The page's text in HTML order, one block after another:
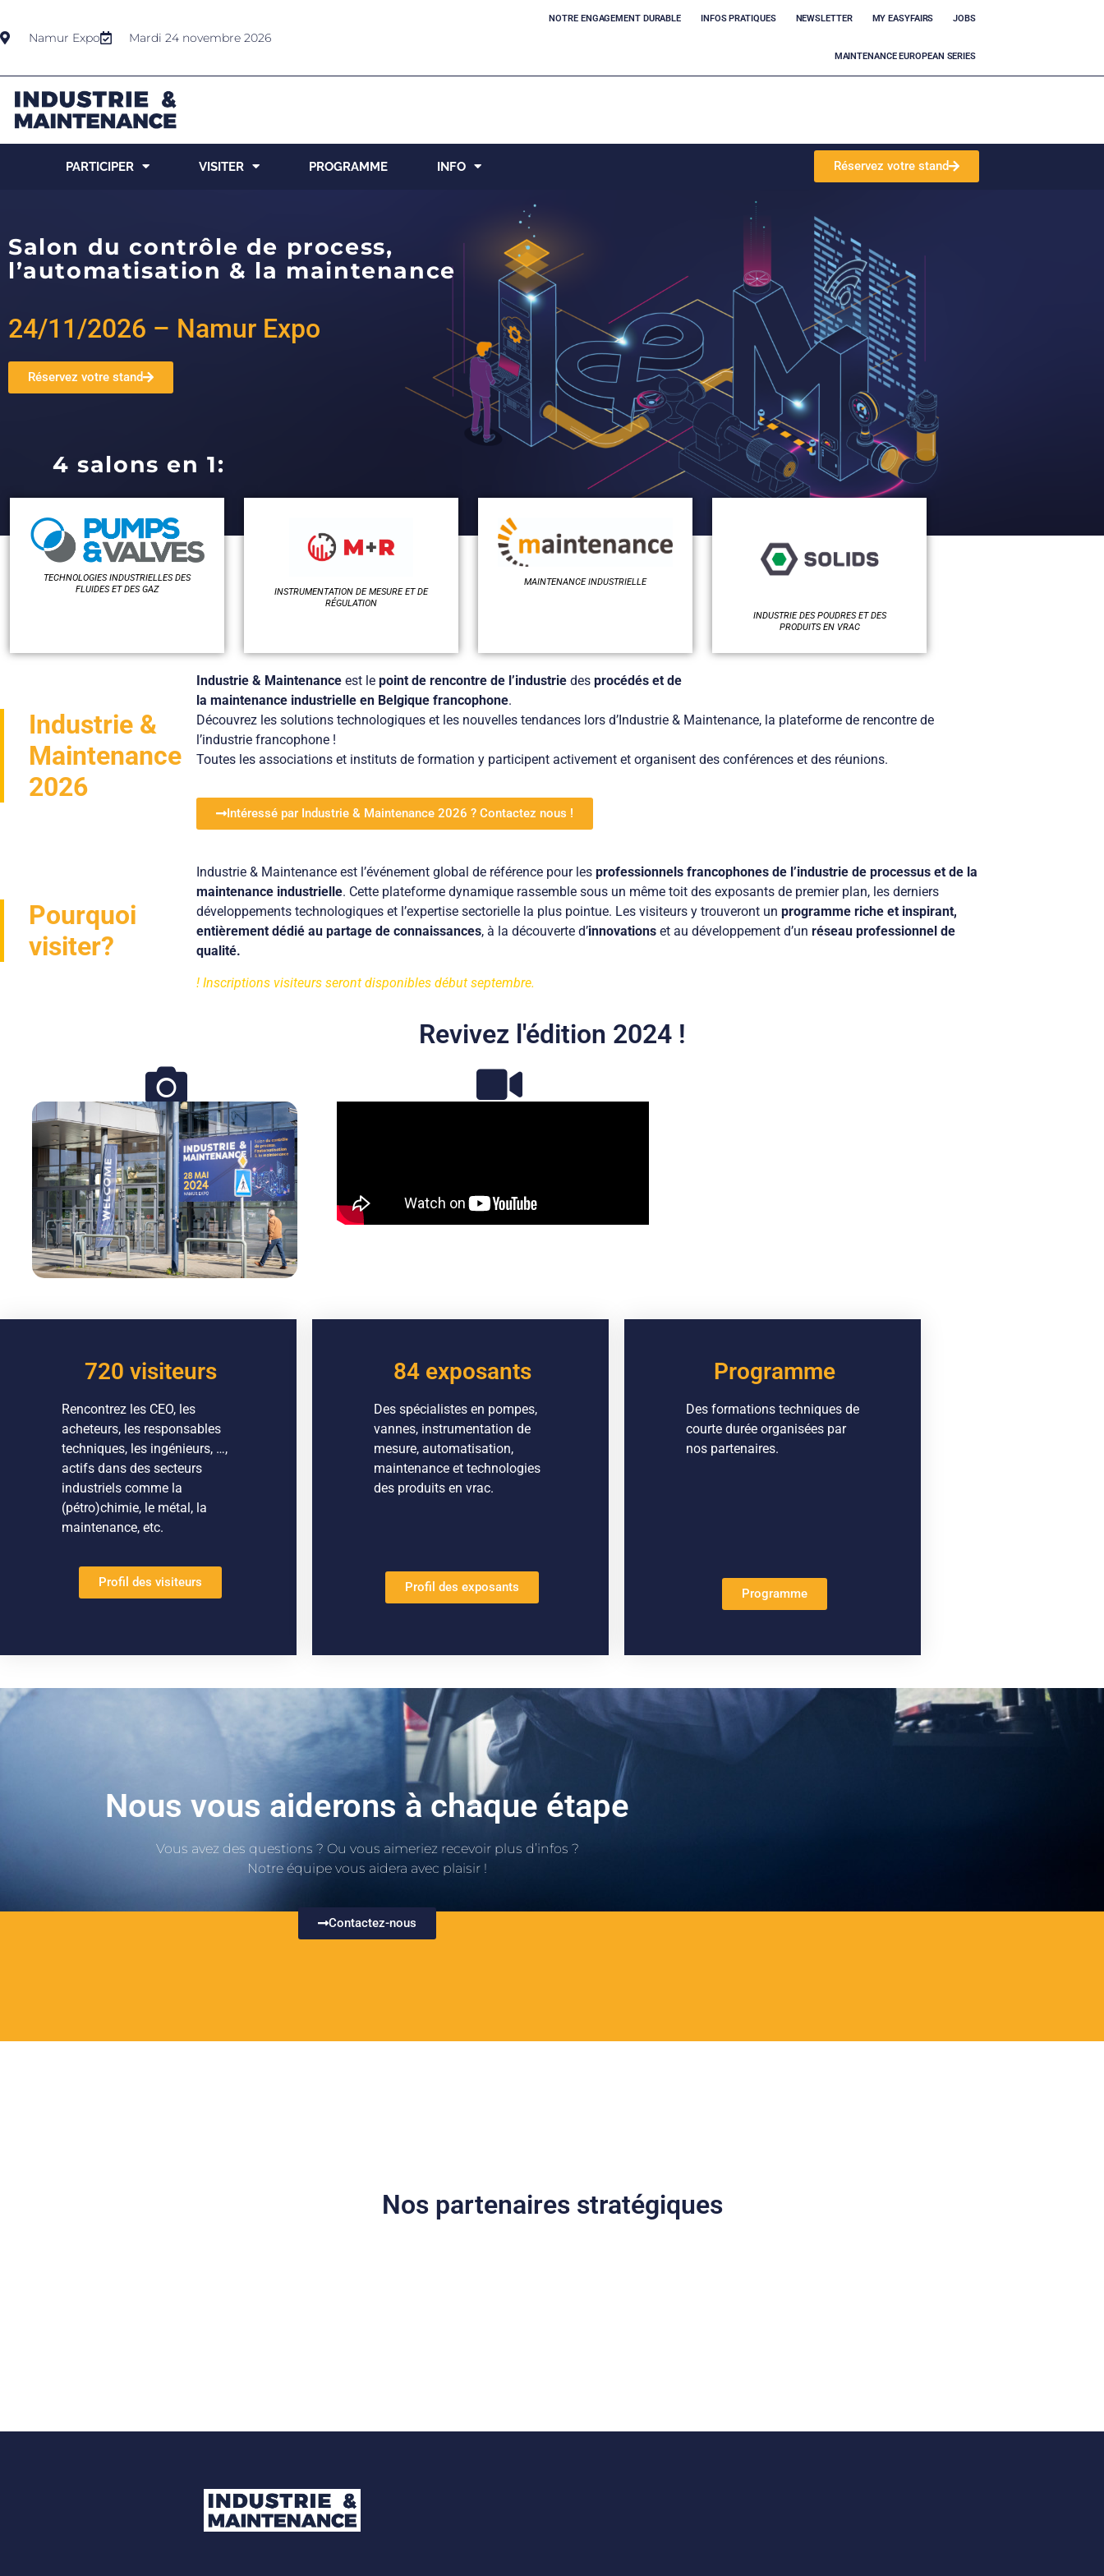
Namur Expo Mardi 24 novembre 2026
NOTRE ENGAGEMENT DURABLE INFOS PRATIQUES NEWSLETTER MY EASYFAIRS JOBS
MAINTENANCE EUROPEAN SERIES
PARTICIPER VISITER PROGRAMME INFO Réservez votre stand
Salon du contrôle de process,
l’automatisation & la maintenance
24/11/2026 – Namur Expo
Réservez votre stand
4 salons en 1:
TECHNOLOGIES INDUSTRIELLES DES
FLUIDES ET DES GAZ
INSTRUMENTATION DE MESURE ET DE
RÉGULATION
MAINTENANCE INDUSTRIELLE
INDUSTRIE DES POUDRES ET DES
PRODUITS EN VRAC
Industrie &
Maintenance
2026
Industrie & Maintenanceest le point de rencontre de l’industriedes procédés et de
la maintenance industrielle en Belgique francophone.
Découvrez les solutions technologiques et les nouvelles tendances lors d’Industrie & Maintenance, la plateforme de rencontre de
l’industrie francophone !
Toutes les associations et instituts de formation y participent activement et organisent des conférences et des réunions.
Intéressé par Industrie & Maintenance 2026 ? Contactez nous !
Pourquoi
visiter?
Industrie & Maintenance est l’événement global de référence pour les professionnels francophones de l’industrie de processus et de la
maintenance industrielle. Cette plateforme dynamique rassemble sous un même toit des exposants de premier plan, les derniers
développements technologiques et l’expertise sectorielle la plus pointue. Les visiteurs y trouveront un programme riche et inspirant,
entièrement dédié au partage de connaissances, à la découverte d’innovationset au développement d’un réseau professionnel de
qualité.
! Inscriptions visiteurs seront disponibles début septembre.
Revivez l'édition 2024 !
720 visiteurs
Rencontrez les CEO, les
acheteurs, les responsables
techniques, les ingénieurs, …,
actifs dans des secteurs
industriels comme la
(pétro)chimie, le métal, la
maintenance, etc.
Profil des visiteurs
84 exposants
Des spécialistes en pompes,
vannes, instrumentation de
mesure, automatisation,
maintenance et technologies
des produits en vrac.
Profil des exposants
Programme
Des formations techniques de
courte durée organisées par
nos partenaires.
Programme
Nous vous aiderons à chaque étape
Vous avez des questions ? Ou vous aimeriez recevoir plus d’infos ?
Notre équipe vous aidera avec plaisir !
Contactez-nous
Nos partenaires stratégiques